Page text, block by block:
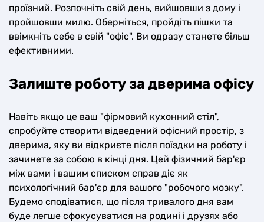
проїзний. Розпочніть свій день, вийшовши з дому і
пройшовши милю. Оберніться, пройдіть пішки та
ввімкніть себе в свій "офіс". Ви одразу станете більш
ефективними.
Залиште роботу за дверима офісу
Навіть якщо це ваш "фірмовий кухонний стіл",
спробуйте створити відведений офісний простір, з
дверима, яку ви відкриєте після поїздки на роботу і
зачинете за собою в кінці дня. Цей фізичний бар'єр
між вами і вашим списком справ діє як
психологічний бар'єр для вашого "робочого мозку".
Будемо сподіватися, що після тривалого дня вам
буде легше сфокусуватися на родині і друзях або